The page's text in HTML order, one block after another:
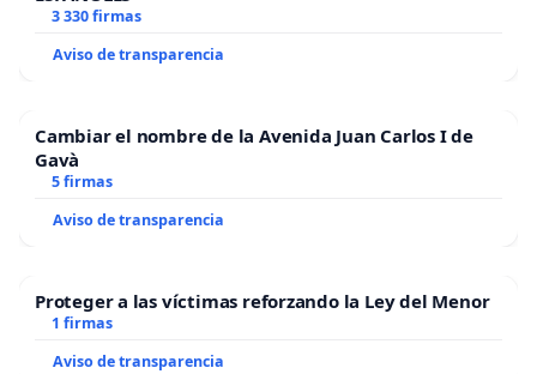
3 330 firmas
Aviso de transparencia
Cambiar el nombre de la Avenida Juan Carlos I de
Gavà
5 firmas
Aviso de transparencia
Proteger a las víctimas reforzando la Ley del Menor
1 firmas
Aviso de transparencia